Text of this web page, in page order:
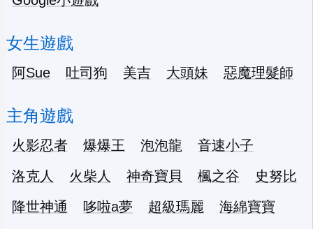
女生遊戲
阿Sue 吐司狗 美吉 大頭妹 惡魔理髮師
主角遊戲
火影忍者 爆爆王 泡泡龍
音速小子
洛克人
火柴人 神奇寶貝 楓之谷
史努比
降世神通
哆啦a夢 超級瑪麗
海綿寶寶